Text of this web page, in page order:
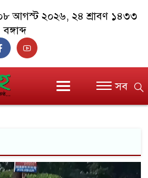
আগস্ট ২০২৬, ২৪ শ্রাবণ ১৪৩৩
বঙ্গাব্দ
সব